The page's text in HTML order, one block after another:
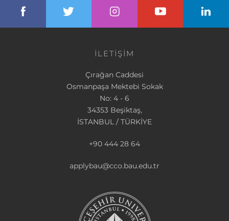
İLETİŞİM
Çırağan Caddesi
Osmanpaşa Mektebi Sokak
No: 4 - 6
34353 Beşiktaş,
İSTANBUL / TÜRKİYE
+90 444 28 64
applybau@cco.bau.edu.tr